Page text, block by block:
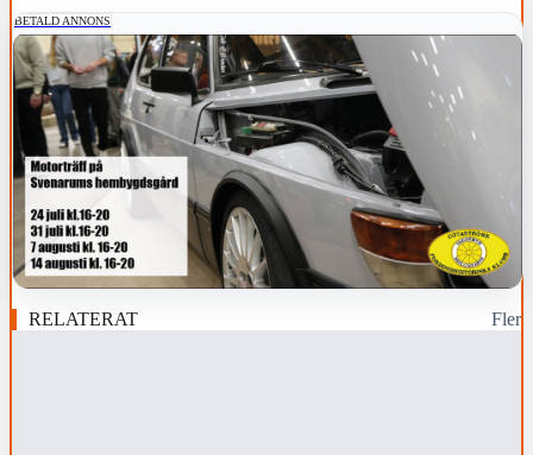
BETALD ANNONS
RELATERAT Fler